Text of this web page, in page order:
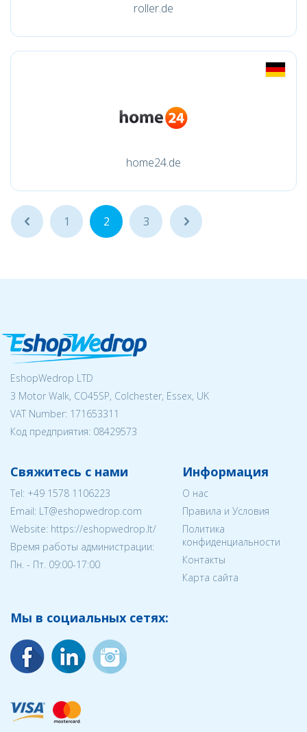
roller.de
home24.de
... 1 2 3 ...
EshopWedrop LTD
3 Motor Walk, CO45SP, Colchester, Essex, UK
VAT Number: 171653311
Код предприятия: 08429573
Свяжитесь с нами
Tel: +49 1578 1106223
Email: LT@eshopwedrop.com
Website: https://eshopwedrop.lt/
Время работы администрации:
Пн. - Пт. 09:00-17:00
Информация
О нас
Правила и Условия
Политика
конфиденциальности
Контакты
Карта сайта
Мы в социальных сетях: